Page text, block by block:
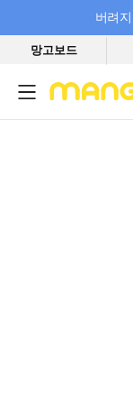
버려
필요한 만큼 충전하
망고보드